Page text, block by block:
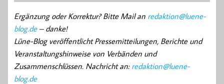
Ergänzung oder Korrektur? Bitte Mail an redaktion@luene-
blog.de– danke!
Lüne-Blog veröffentlicht Pressemitteilungen, Berichte und
Veranstaltungshinweise von Verbänden und
Zusammenschlüssen. Nachricht an: redaktion@luene-
blog.de